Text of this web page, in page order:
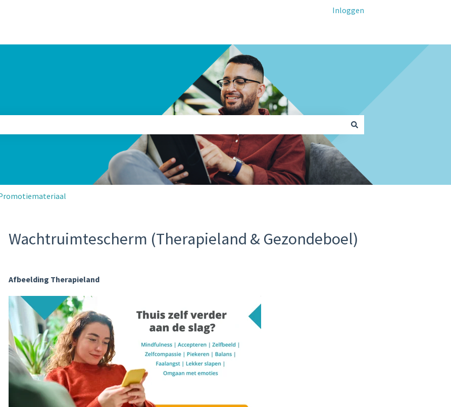
Inloggen
Wachtruimtescherm (Therapieland & Gezondeboel)
Afbeelding Therapieland